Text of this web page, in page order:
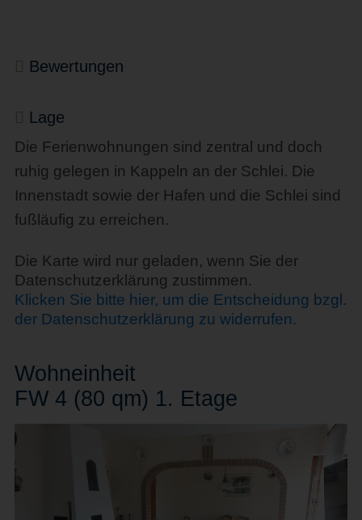
Bewertungen
Lage
Die Ferienwohnungen sind zentral und doch
ruhig gelegen in Kappeln an der Schlei. Die
Innenstadt sowie der Hafen und die Schlei sind
fußläufig zu erreichen.
Die Karte wird nur geladen, wenn Sie der
Datenschutzerklärung zustimmen.
Klicken Sie bitte hier, um die Entscheidung bzgl.
der Datenschutzerklärung zu widerrufen.
Wohneinheit
FW 4 (80 qm) 1. Etage